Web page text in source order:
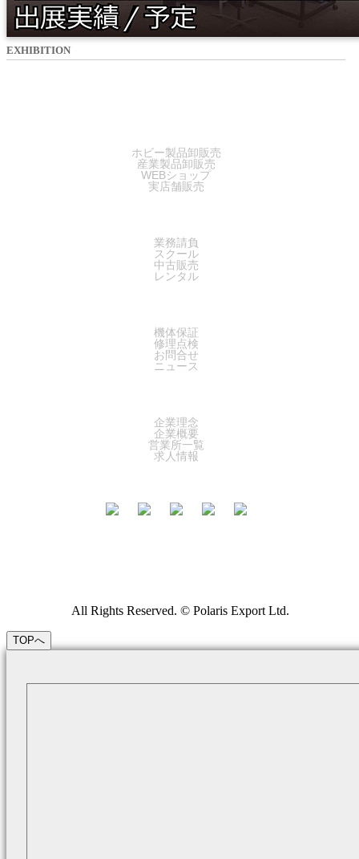
EXHIBITION
ホビー製品卸販売
産業製品卸販売
WEBショップ
実店舗販売
業務請負
スクール
中古販売
レンタル
機体保証
修理点検
お問合せ
ニュース
企業理念
企業概要
営業所一覧
求人情報
All Rights Reserved. © Polaris Export Ltd.
TOPへ